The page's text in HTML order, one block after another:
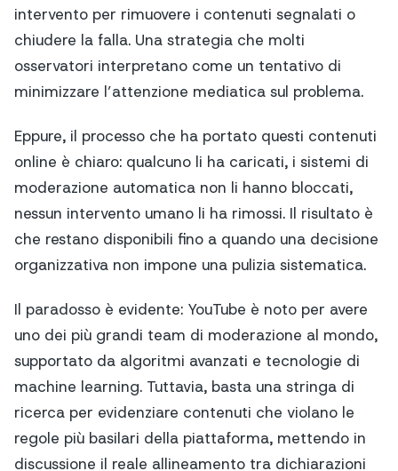
intervento per rimuovere i contenuti segnalati o
chiudere la falla. Una strategia che molti
osservatori interpretano come un tentativo di
minimizzare l’attenzione mediatica sul problema.
Eppure, il processo che ha portato questi contenuti
online è chiaro: qualcuno li ha caricati, i sistemi di
moderazione automatica non li hanno bloccati,
nessun intervento umano li ha rimossi. Il risultato è
che restano disponibili fino a quando una decisione
organizzativa non impone una pulizia sistematica.
Il paradosso è evidente: YouTube è noto per avere
uno dei più grandi team di moderazione al mondo,
supportato da algoritmi avanzati e tecnologie di
machine learning. Tuttavia, basta una stringa di
ricerca per evidenziare contenuti che violano le
regole più basilari della piattaforma, mettendo in
discussione il reale allineamento tra dichiarazioni